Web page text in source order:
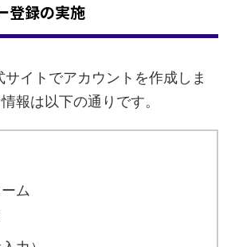
登録の実施
イトでアカウントを作成しま
報は以下の通りです。
ム